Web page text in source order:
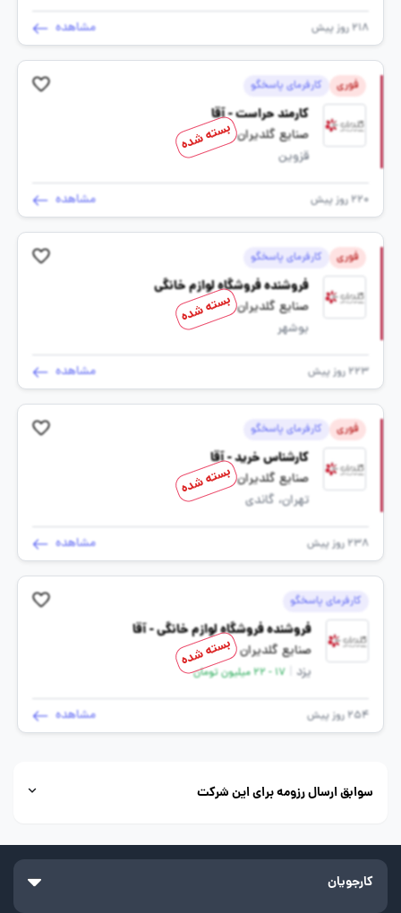
218 روز پیش مشاهده
فوری کارفرمای پاسخگو
کارمند حراست - آقا
صنایع گلدیران
قزوین
220 روز پیش مشاهده
بسته شده
فوری کارفرمای پاسخگو
فروشنده فروشگاه لوازم خانگی
صنایع گلدیران
بوشهر
223 روز پیش مشاهده
بسته شده
فوری کارفرمای پاسخگو
کارشناس خرید - آقا
صنایع گلدیران
تهران، گاندی
238 روز پیش مشاهده
بسته شده
کارفرمای پاسخگو
فروشنده فروشگاه لوازم خانگی - آقا
صنایع گلدیران
یزد
17 - 22 میلیون تومان
254 روز پیش مشاهده
بسته شده
سوابق ارسال رزومه برای این شرکت
کارجویان